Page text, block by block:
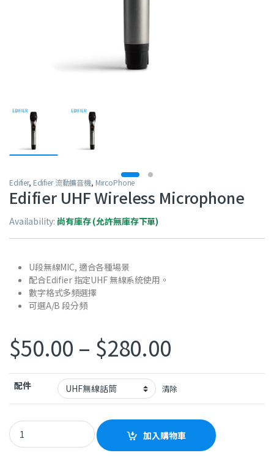
Edifier, Edifier 流動擴音機, MircoPhone
Edifier UHF Wireless Microphone
Availability: 尚有庫存 (允許無庫存下單)
U段無線MIC, 適合各種場景
配合Edifier 指定UHF 無線系统使用。
數字格式多頻選擇
可選A/B 段分頻
$50.00 – $280.00價格範圍
配件 清除
Edifier UHF Wireless Microphone quantity
加入購物車